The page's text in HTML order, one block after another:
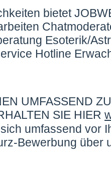
bietet
Esoterik/
Hotline
UMFASSEND
SIE HIER
umfassend vor
Bewerbung über